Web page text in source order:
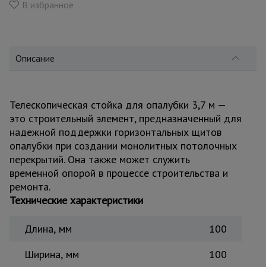
для
склада
Тачки
строительные
и садовые
В избранное
Описание
Телескопическая стойка для опалубки 3,7 м —
это строительный элемент, предназначенный для
надежной поддержки горизонтальных щитов
опалубки при создании монолитных потолочных
перекрытий. Она также может служить
временной опорой в процессе строительства и
ремонта.
Технические характеристики
Длина, мм
100
Ширина, мм
100